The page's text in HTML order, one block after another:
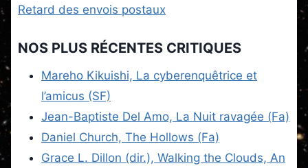
Retard des envois postaux
NOS PLUS RÉCENTES CRITIQUES
Mareho Kikuishi, La cyberenquêtrice et
l’amicus (SF)
Jean-Baptiste Del Amo, La Nuit ravagée (Fa)
Daniel Church, The Hollows (Fa)
Grace L. Dillon (dir.), Walking the Clouds, An